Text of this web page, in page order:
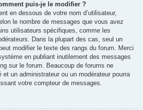
puis-je le modifier ?
en dessous de votre nom d’utilisateur,
le nombre de messages que vous avez
utilisateurs spécifiques, comme les
Dans la plupart des cas, seul un
modifier le texte des rangs du forum. Merci
en publiant inutilement des messages
sur le forum. Beaucoup de forums ne
et un administrateur ou un modérateur pourra
votre compteur de messages.